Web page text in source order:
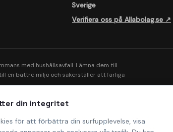
din integritet
för att förbättra din surfupplevelse, visa
Sverige
Verifiera oss på Allabolag.se ↗
med hushållsavfall. Lämna dem till
en bättre miljö och säkerställer att farliga